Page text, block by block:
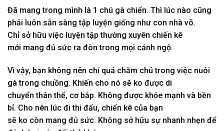
Đã mang trong mình là 1 chú gà chiến. Thì lúc nào cũng
phải luôn sẵn sàngtập luyện giống như con nhà võ.
Chỉ sở hữu việc luyện tập thường xuyên chiến kê
mới mang đủ sức ra đòn trong mọi cảnh ngộ.
Vì vậy, bạn không nên chỉ quá chăm chú trong việc nuôi
gà trong chuồng. Khiến cho nó sẽ ko được di
chuyển thân thể, cơ bắp. Không được khỏe mạnh và bền
bỉ. Cho nên lúc đi thi đấu, chiến kê của bạn
sẽ ko còn mang đủ sức. Không sở hữu sự nhanh nhẹn để